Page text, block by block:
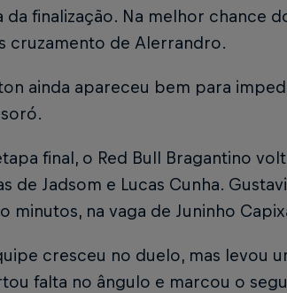
da finalização. Na melhor chance
cruzamento de Alerrandro.
ainda apareceu bem para
final, o Red Bull Bragantino
de Jadsom e Lucas Cunha.
minutos, na vaga de Juninho
cresceu no duelo, mas levou
falta no ângulo e marcou o